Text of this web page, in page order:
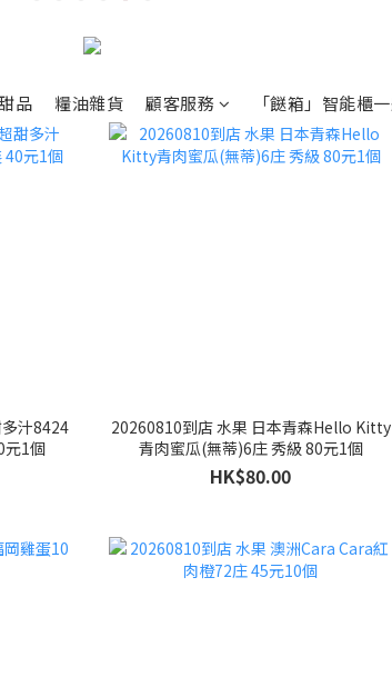
品 糧油雜貨 顧客服務 「餸箱」智能櫃
汁8424
元1個
20260810到店 水果 日本青森Hello Kitty
青肉蜜瓜(無蒂)6庄 秀級 80元1個
HK$80.00